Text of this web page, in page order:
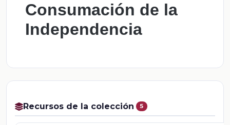
Consumación de la
Independencia
Recursos de la colección 5